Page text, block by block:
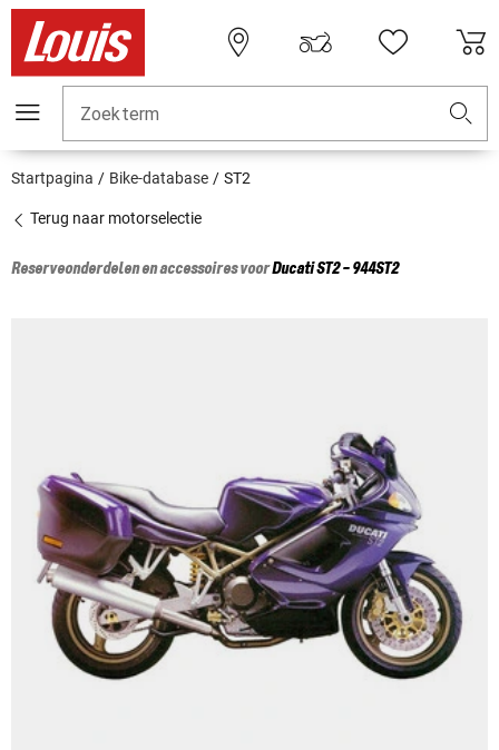
Zoekterm
Startpagina Bike-database ST2
Terug naar motorselectie
Reserveonderdelen en accessoires voorDucatiST2 - 944ST2